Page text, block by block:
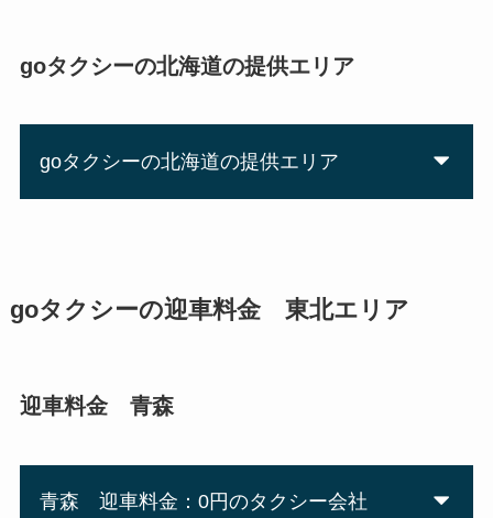
goタクシーの北海道の提供エリア
goタクシーの北海道の提供エリア
goタクシーの迎車料金 東北エリア
迎車料金 青森
青森 迎車料金：0円のタクシー会社